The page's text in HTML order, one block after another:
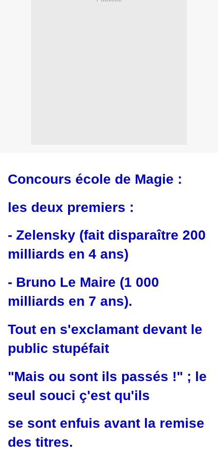
Concours école de Magie :
les deux premiers :
- Zelensky (fait disparaître 200
milliards en 4 ans)
- Bruno Le Maire (1 000
milliards en 7 ans).
Tout en s'exclamant devant le
public stupéfait
"Mais ou sont ils passés !" ; le
seul souci ç'est qu'ils
se sont enfuis avant la remise
des titres.